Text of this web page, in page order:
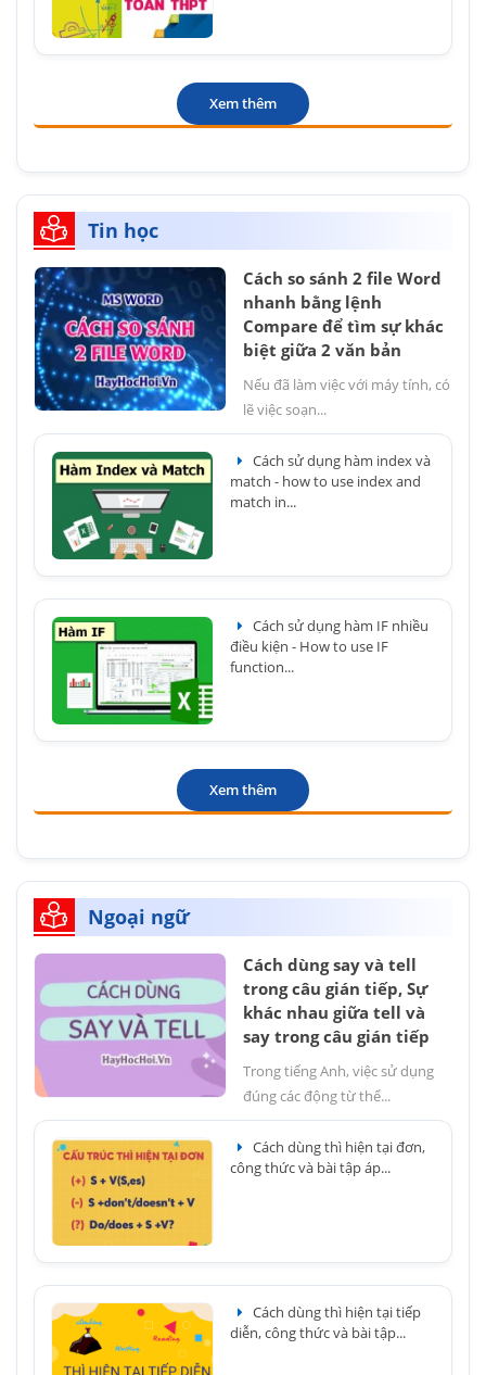
Xem thêm
Tin học
Cách so sánh 2 file Word
nhanh bằng lệnh
Compare để tìm sự khác
biệt giữa 2 văn bản
Nếu đã làm việc với máy tính, có
lẽ việc soạn...
Cách sử dụng hàm index và
match - how to use index and
match in...
Cách sử dụng hàm IF nhiều
điều kiện - How to use IF
function...
Xem thêm
Ngoại ngữ
Cách dùng say và tell
trong câu gián tiếp, Sự
khác nhau giữa tell và
say trong câu gián tiếp
Trong tiếng Anh, việc sử dụng
đúng các động từ thể...
Cách dùng thì hiện tại đơn,
công thức và bài tập áp...
Cách dùng thì hiện tại tiếp
diễn, công thức và bài tập...